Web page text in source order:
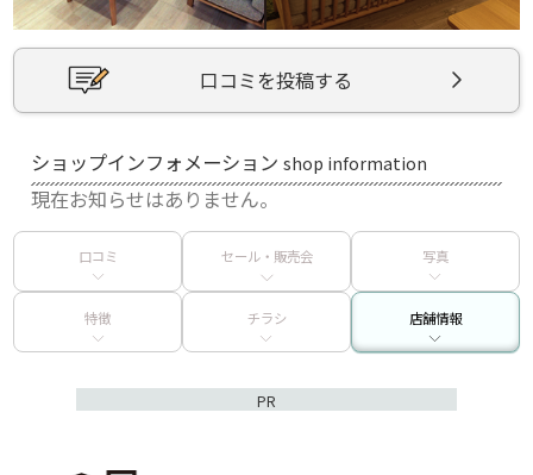
口コミを投稿する
ショップインフォメーションshop information
現在お知らせはありません。
口コミ セール・販売会 写真
特徴 チラシ 店舗情報
PR